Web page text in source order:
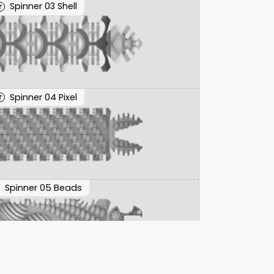
Spinner 03 Shell
Spinner 04 Pixel
Spinner 05 Beads